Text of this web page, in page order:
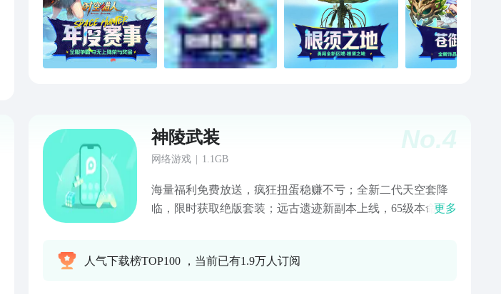
No.4
神陵武装
网络游戏 1.1GB
海量福利免费放送，疯狂扭蛋稳赚不亏；全新二代天空套降
临，限时获取绝版套装；远古遗迹新副本上线，65级本命武
更多
人气下载榜TOP100 ，当前已有1.9万人订阅